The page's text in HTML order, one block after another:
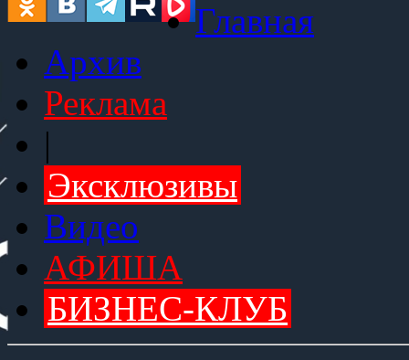
Главная
Архив
Реклама
|
Эксклюзивы
Видео
АФИША
БИЗНЕС-КЛУБ